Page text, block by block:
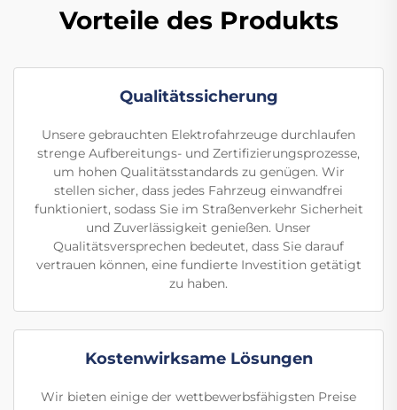
Vorteile des Produkts
Qualitätssicherung
Unsere gebrauchten Elektrofahrzeuge durchlaufen
strenge Aufbereitungs- und Zertifizierungsprozesse,
um hohen Qualitätsstandards zu genügen. Wir
stellen sicher, dass jedes Fahrzeug einwandfrei
funktioniert, sodass Sie im Straßenverkehr Sicherheit
und Zuverlässigkeit genießen. Unser
Qualitätsversprechen bedeutet, dass Sie darauf
vertrauen können, eine fundierte Investition getätigt
zu haben.
Kostenwirksame Lösungen
Wir bieten einige der wettbewerbsfähigsten Preise